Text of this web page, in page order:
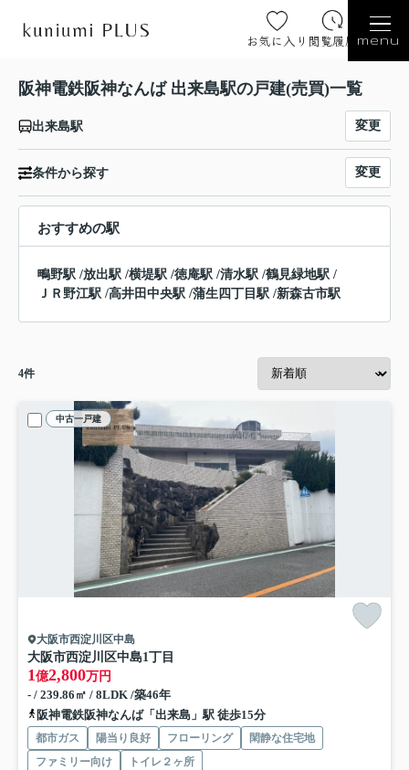
お気に入り 閲覧履歴 menu
阪神電鉄阪神なんば 出来島駅の戸建(売買)一覧
出来島駅 変更
条件から探す 変更
おすすめの駅
鴫野駅 /放出駅 /横堤駅 /徳庵駅 /清水駅 /鶴見緑地駅 /
ＪＲ野江駅 /高井田中央駅 /蒲生四丁目駅 /新森古市駅
4件
中古一戸建
大阪市西淀川区中島
大阪市西淀川区中島1丁目
1億2,800万円
- / 239.86㎡ / 8LDK /築46年
阪神電鉄阪神なんば「出来島」駅 徒歩15分
都市ガス 陽当り良好 フローリング
閑静な住宅地
ファミリー向け
トイレ２ヶ所